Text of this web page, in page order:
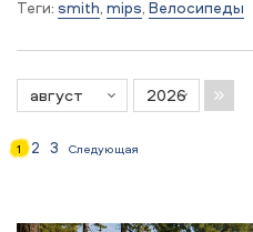
Теги: smith, mips, Велосипеды
1 2 3 Следующая